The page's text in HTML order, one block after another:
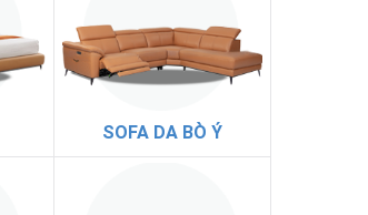
SOFA DA BÒ Ý